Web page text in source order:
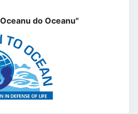
do Oceanu"